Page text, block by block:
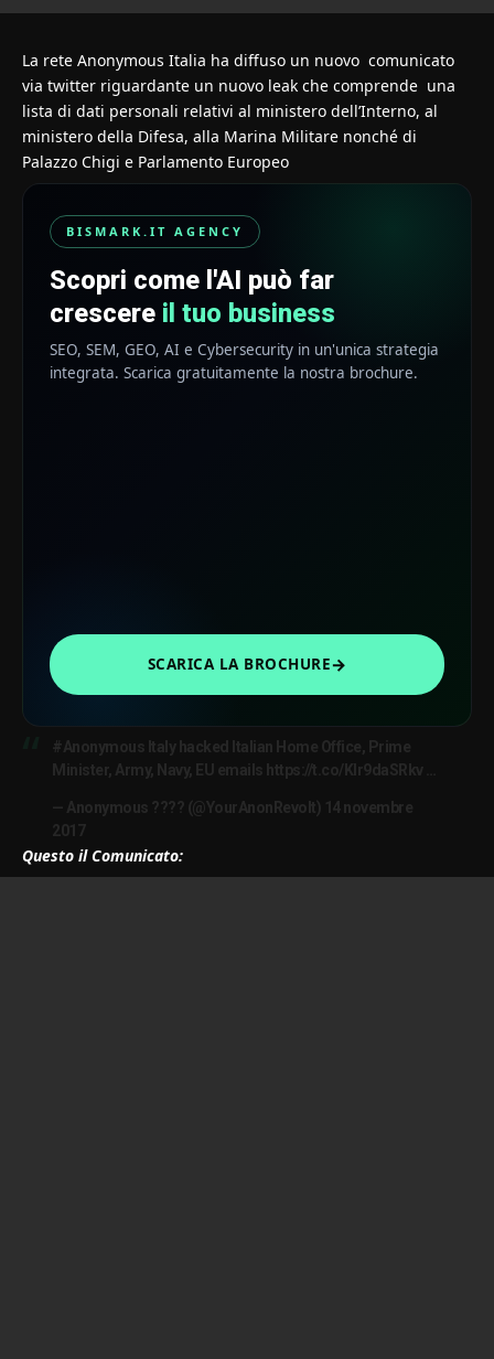
La rete Anonymous Italia ha diffuso un nuovo comunicato
via twitter riguardante un nuovo leak che comprende una
lista di dati personali relativi al ministero dell’Interno, al
ministero della Difesa, alla Marina Militare nonché di
Palazzo Chigi e Parlamento Europeo
BISMARK.IT AGENCY
Scopri come l'AI può far
crescere il tuo business
SEO, SEM, GEO, AI e Cybersecurity in un'unica strategia
integrata. Scarica gratuitamente la nostra brochure.
SCARICA LA BROCHURE→
#Anonymous Italy hacked Italian Home Office, Prime
Minister, Army, Navy, EU emails https://t.co/KIr9daSRkv
— Anonymous ????️ (@YourAnonRevolt) 14 novembre
2017
Questo il Comunicato: